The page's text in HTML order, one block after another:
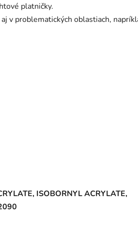
platničky.
v problematických oblastiach,
ISOBORNYL ACRYLATE,